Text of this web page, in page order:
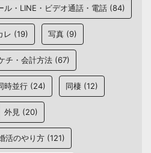
ル・LINE・ビデオ通話・電話 (84)
レ (19) 写真 (9)
チ・会計方法 (67)
時並行 (24) 同棲 (12)
外見 (20)
活のやり方 (121)